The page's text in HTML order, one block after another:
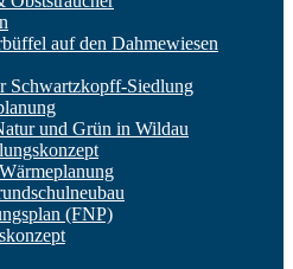
auf den Dahmewiesen
Schwartzkopff-Siedlung
und Grün in Wildau
(FNP)